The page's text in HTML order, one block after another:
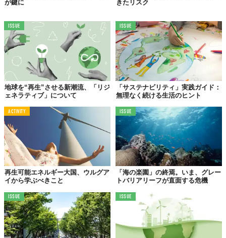
が鍵に
きたリスク
ISSUE
地球を“再生”させる新潮流、「リジ
ェネラティブ」について
ISSUE
「サステナビリティ」実践ガイド：
無理なく続ける生活のヒント
ACTIVITY
再生可能エネルギー大国、ウルグア
イから学ぶべきこと
ISSUE
「海の楽園」の終焉。いま、グレー
トバリアリーフが直面する危機
ISSUE ISSUE